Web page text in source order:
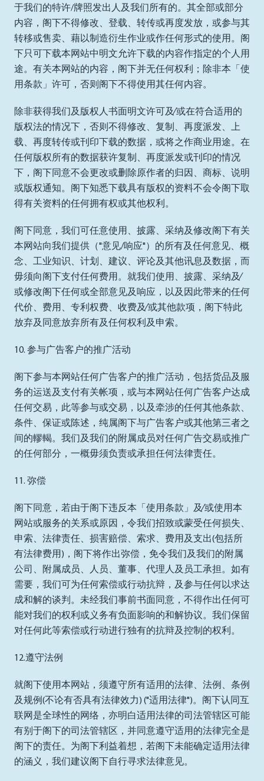
于我们的特许/牌照发出人及我们所有的。其全部或部分
内容，阁下不得修改、登载、转传或再度发放，或参与其
转移或售卖、藉以制造衍生作业或作任何形式的使用。阁
下只可下载本网站中明文允许下载的内容作指定的个人用
途。有关本网站的内容，阁下并无任何权利；除非本「使
用条款」许可，否则阁下不得使用其任何内容。
除非获得我们及版权人书面明文许可及∕或在符合适用的
版权法的情况下，否则不得修改、复制、再度派发、上
载、再度转传或刊印下载的数据，或将之作商业用途。在
任何版权所有的数据获许复制、再度派发或刊印的情况
下，阁下同意不会更改或删除原作者的归因、商标、说明
或版权通知。阁下知悉下载具有版权的资料不会令阁下取
得有关资料的任何拥有权或其他权利。
阁下同意，我们可任意使用、披露、采纳及修改阁下有关
本网站向我们提供（"意见/响应"）的所有及任何意见、概
念、工业知识、计划、建议、评论及其他讯息及数据，而
毋须向阁下支付任何费用。就我们使用、披露、采纳及∕
或修改阁下任何或全部意见及响应，以及因此带来的任何
代价、费用、专利权费、收费及∕或其他款项，阁下特此
放弃及同意放弃所有及任何权利及申索。
10. 参与广告客户的推广活动
阁下参与本网站任何广告客户的推广活动，包括货品及服
务的运送及支付有关帐项，或与本网站任何广告客户达成
任何交易，此等参与或交易，以及牵涉的任何其他条款、
条件、保证或陈述，纯属阁下与广告客户或其他第三者之
间的轇輵。我们及我们的附属成员对任何广告交易或推广
的任何部分，一概毋须负责或承担任何法律责任。
11. 弥偿
阁下同意，若由于阁下违反本「使用条款」及∕或使用本
网站或服务的关系或原因，令我们招致或蒙受任何损失、
申索、法律责任、损害赔偿、索求、费用及支出(包括所
有法律费用)，阁下将作出弥偿，免令我们及我们的附属
公司、附属成员、人员、董事、代理人及员工承担。如有
需要，我们可为任何索偿或行动抗辩，及参与任何以求达
成和解的谈判。未经我们事前书面同意，不得作出任何可
能对我们的权利或义务有负面影响的和解协议。我们保留
对任何此等索偿或行动进行独有的抗辩及控制的权利。
12.遵守法例
就阁下使用本网站，须遵守所有适用的法律、法例、条例
及规例(不论有否具有法律效力) ("适用法律")。阁下认同互
联网是全球性的网络，亦明白适用法律的司法管辖区可能
有别于阁下的司法管辖区，并同意遵守适用的法律完全是
阁下的责任。为阁下利益着想，若阁下未能确定适用法律
的涵义，我们建议阁下自行寻求法律意见。